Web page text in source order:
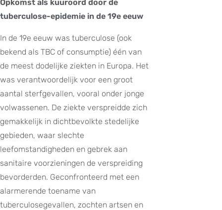
Opkomst als kuuroord door de
tuberculose-epidemie in de 19e eeuw
In de 19e eeuw was tuberculose (ook
bekend als TBC of consumptie) één van
de meest dodelijke ziekten in Europa. Het
was verantwoordelijk voor een groot
aantal sterfgevallen, vooral onder jonge
volwassenen. De ziekte verspreidde zich
gemakkelijk in dichtbevolkte stedelijke
gebieden, waar slechte
leefomstandigheden en gebrek aan
sanitaire voorzieningen de verspreiding
bevorderden. Geconfronteerd met een
alarmerende toename van
tuberculosegevallen, zochten artsen en